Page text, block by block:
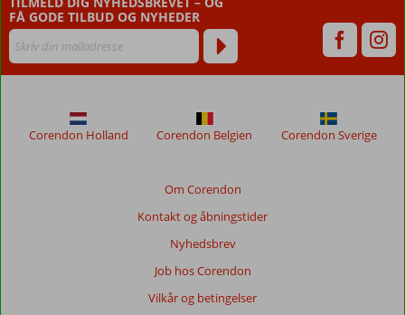
FÅ GODE TILBUD OG NYHEDER
Om Corendon
Kontakt og åbningstider
Nyhedsbrev
Job hos Corendon
Vilkår og betingelser
Corendon Holland Corendon Belgien Corendon Sverige